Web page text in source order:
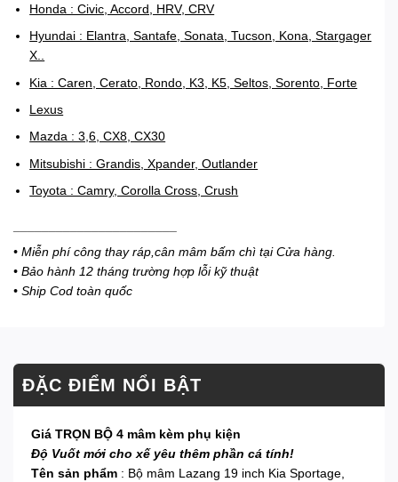
Honda : Civic, Accord, HRV, CRV
Hyundai : Elantra, Santafe, Sonata, Tucson, Kona, Stargager
X..
Kia : Caren, Cerato, Rondo, K3, K5, Seltos, Sorento, Forte
Lexus
Mazda : 3,6, CX8, CX30
Mitsubishi : Grandis, Xpander, Outlander
Toyota : Camry, Corolla Cross, Crush
• Miễn phí công thay ráp,cân mâm bấm chì tại Cửa hàng.
• Bảo hành 12 tháng trường hợp lỗi kỹ thuật
• Ship Cod toàn quốc
ĐẶC ĐIỂM NỔI BẬT
Giá TRỌN BỘ 4 mâm kèm phụ kiện
Độ Vuốt mới cho xế yêu thêm phần cá tính!
Tên sản phẩm : Bộ mâm Lazang 19 inch Kia Sportage,